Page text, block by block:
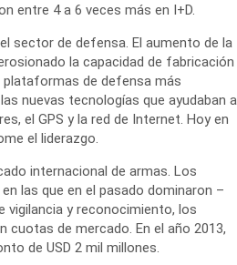
entre 4 a 6 veces más en I+D.
sector de defensa. El aumento de la
la capacidad de fabricación
plataformas de defensa más
nuevas tecnologías que ayudaban a
el GPS y la red de Internet. Hoy en
el liderazgo.
internacional de armas. Los
las que en el pasado dominaron –
vigilancia y reconocimiento, los
de mercado. En el año 2013,
de USD 2 mil millones.